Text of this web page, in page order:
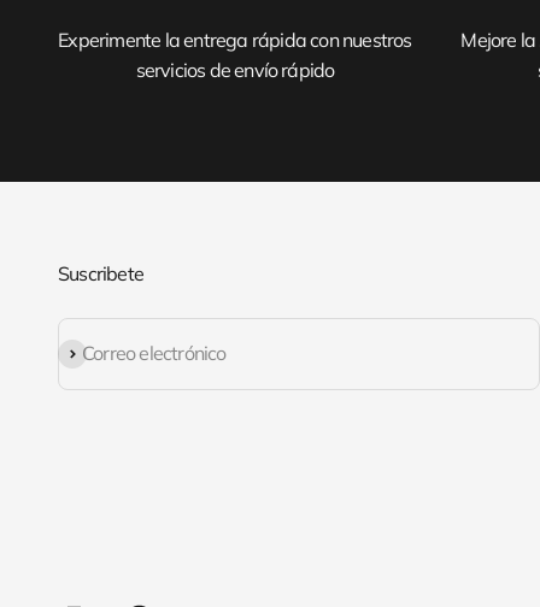
Experimente la entrega rápida con nuestros
servicios de envío rápido
Mejore
Suscribete
Correo electrónico
Suscribirse